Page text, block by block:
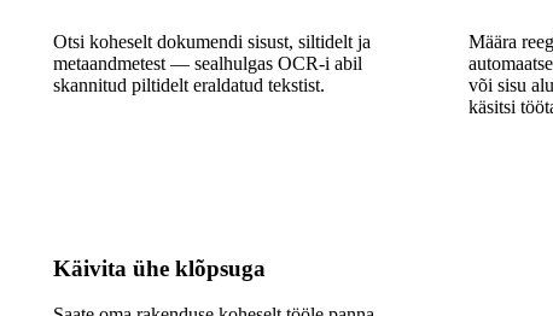
Otsi koheselt dokumendi sisust, siltidelt ja
metaandmetest — sealhulgas OCR-i abil
skannitud piltidelt eraldatud tekstist.
Määra
või sisu
käsitsi
Käivita ühe klõpsuga